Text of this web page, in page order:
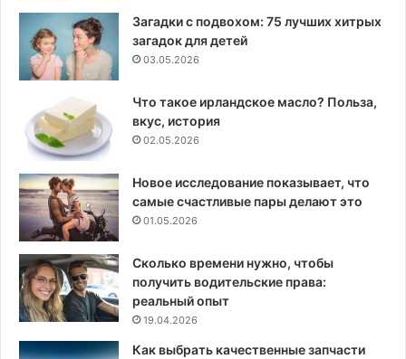
Загадки с подвохом: 75 лучших хитрых
загадок для детей
03.05.2026
Что такое ирландское масло? Польза,
вкус, история
02.05.2026
Новое исследование показывает, что
самые счастливые пары делают это
01.05.2026
Сколько времени нужно, чтобы
получить водительские права:
реальный опыт
19.04.2026
Как выбрать качественные запчасти